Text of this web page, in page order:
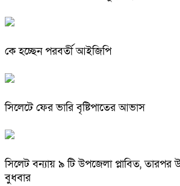
কে হচ্ছেন পরবর্তী আইজিপি
সিলেটে ফের ভারি বৃষ্টিপাতের আভাস
সিলেট বন্যায় ৯ টি উপজেলা প্লাবিত, তারপর
বুধবার